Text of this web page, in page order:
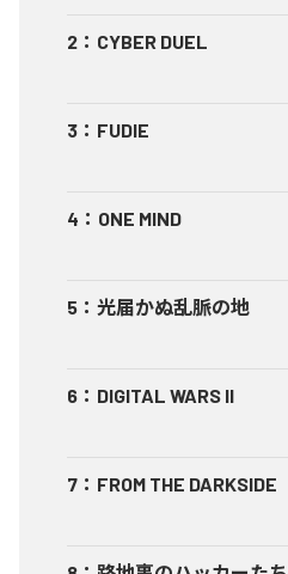
2 ： CYBER DUEL
3 ： FUDIE
4 ： ONE MIND
5 ： 光届かぬ乱脈の地
6 ： DIGITAL WARS II
7 ： FROM THE DARKSIDE